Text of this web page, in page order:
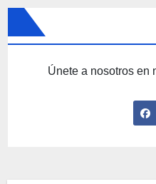
Únete a nosotros en